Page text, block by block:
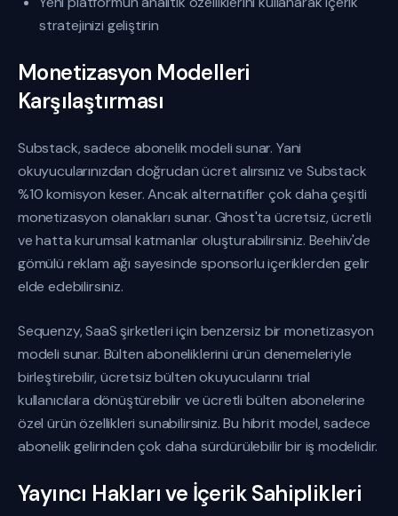
stratejinizi geliştirin
Monetizasyon Modelleri
Karşılaştırması
Substack, sadece abonelik modeli sunar. Yani
okuyucularınızdan doğrudan ücret alırsınız ve Substack
%10 komisyon keser. Ancak alternatifler çok daha çeşitli
monetizasyon olanakları sunar. Ghost'ta ücretsiz, ücretli
ve hatta kurumsal katmanlar oluşturabilirsiniz. Beehiiv'de
gömülü reklam ağı sayesinde sponsorlu içeriklerden gelir
elde edebilirsiniz.
Sequenzy, SaaS şirketleri için benzersiz bir monetizasyon
modeli sunar. Bülten aboneliklerini ürün denemeleriyle
birleştirebilir, ücretsiz bülten okuyucularını trial
kullanıcılara dönüştürebilir ve ücretli bülten abonelerine
özel ürün özellikleri sunabilirsiniz. Bu hibrit model, sadece
abonelik gelirinden çok daha sürdürülebilir bir iş modelidir.
Yayıncı Hakları ve İçerik Sahiplikleri